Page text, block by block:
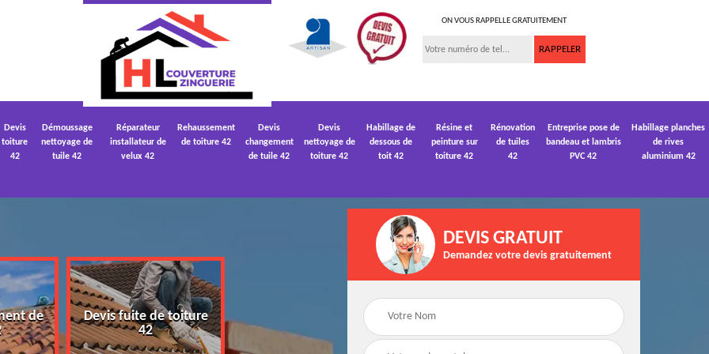
ON VOUS RAPPELLE GRATUITEMENT
Devis
toiture
42
Démoussage
nettoyage de
tuile 42
Réparateur
installateur de
velux 42
Rehaussement
de toiture 42
Devis
changement
de tuile 42
Devis
nettoyage de
toiture 42
Habillage de
dessous de
toit 42
Résine et
peinture sur
toiture 42
Rénovation
de tuiles
42
Entreprise pose de
bandeau et lambris
PVC 42
Habillage planches
de rives
aluminium 42
de
Devis fuite de toiture
42
Devis nettoyage de
toiture 42
Devis réparation de
toiture 42
DEVIS GRATUIT
Demandez votre devis gratuitement